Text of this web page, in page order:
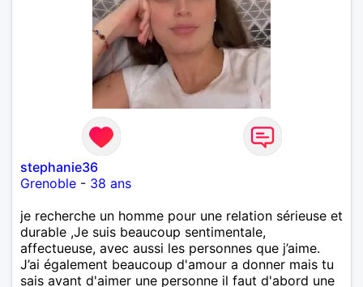
stephanie36
Grenoble - 38 ans
je recherche un homme pour une relation sérieuse et
durable ,Je suis beaucoup sentimentale,
affectueuse, avec aussi les personnes que j’aime.
J’ai également beaucoup d'amour a donner mais tu
sais avant d'aimer une personne il faut d'abord une